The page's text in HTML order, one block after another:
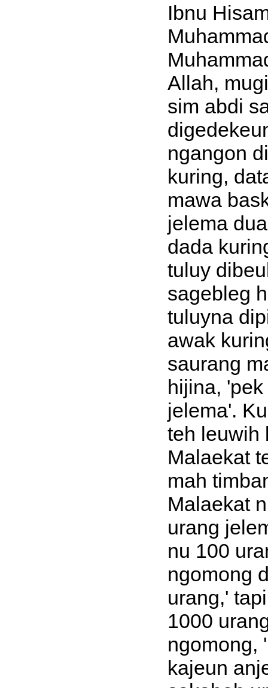
Ibnu
Allah,
sim abdi
ngangon
kuring,
mawa
jelema
dada
tuluy
sagebleg
tuluyna
awak
saurang
hijina,
jelema'.
teh leuwih
Malaekat
mah
Malaekat
urang
nu 100
ngomong
urang,'
1000
ngomong,
kajeun